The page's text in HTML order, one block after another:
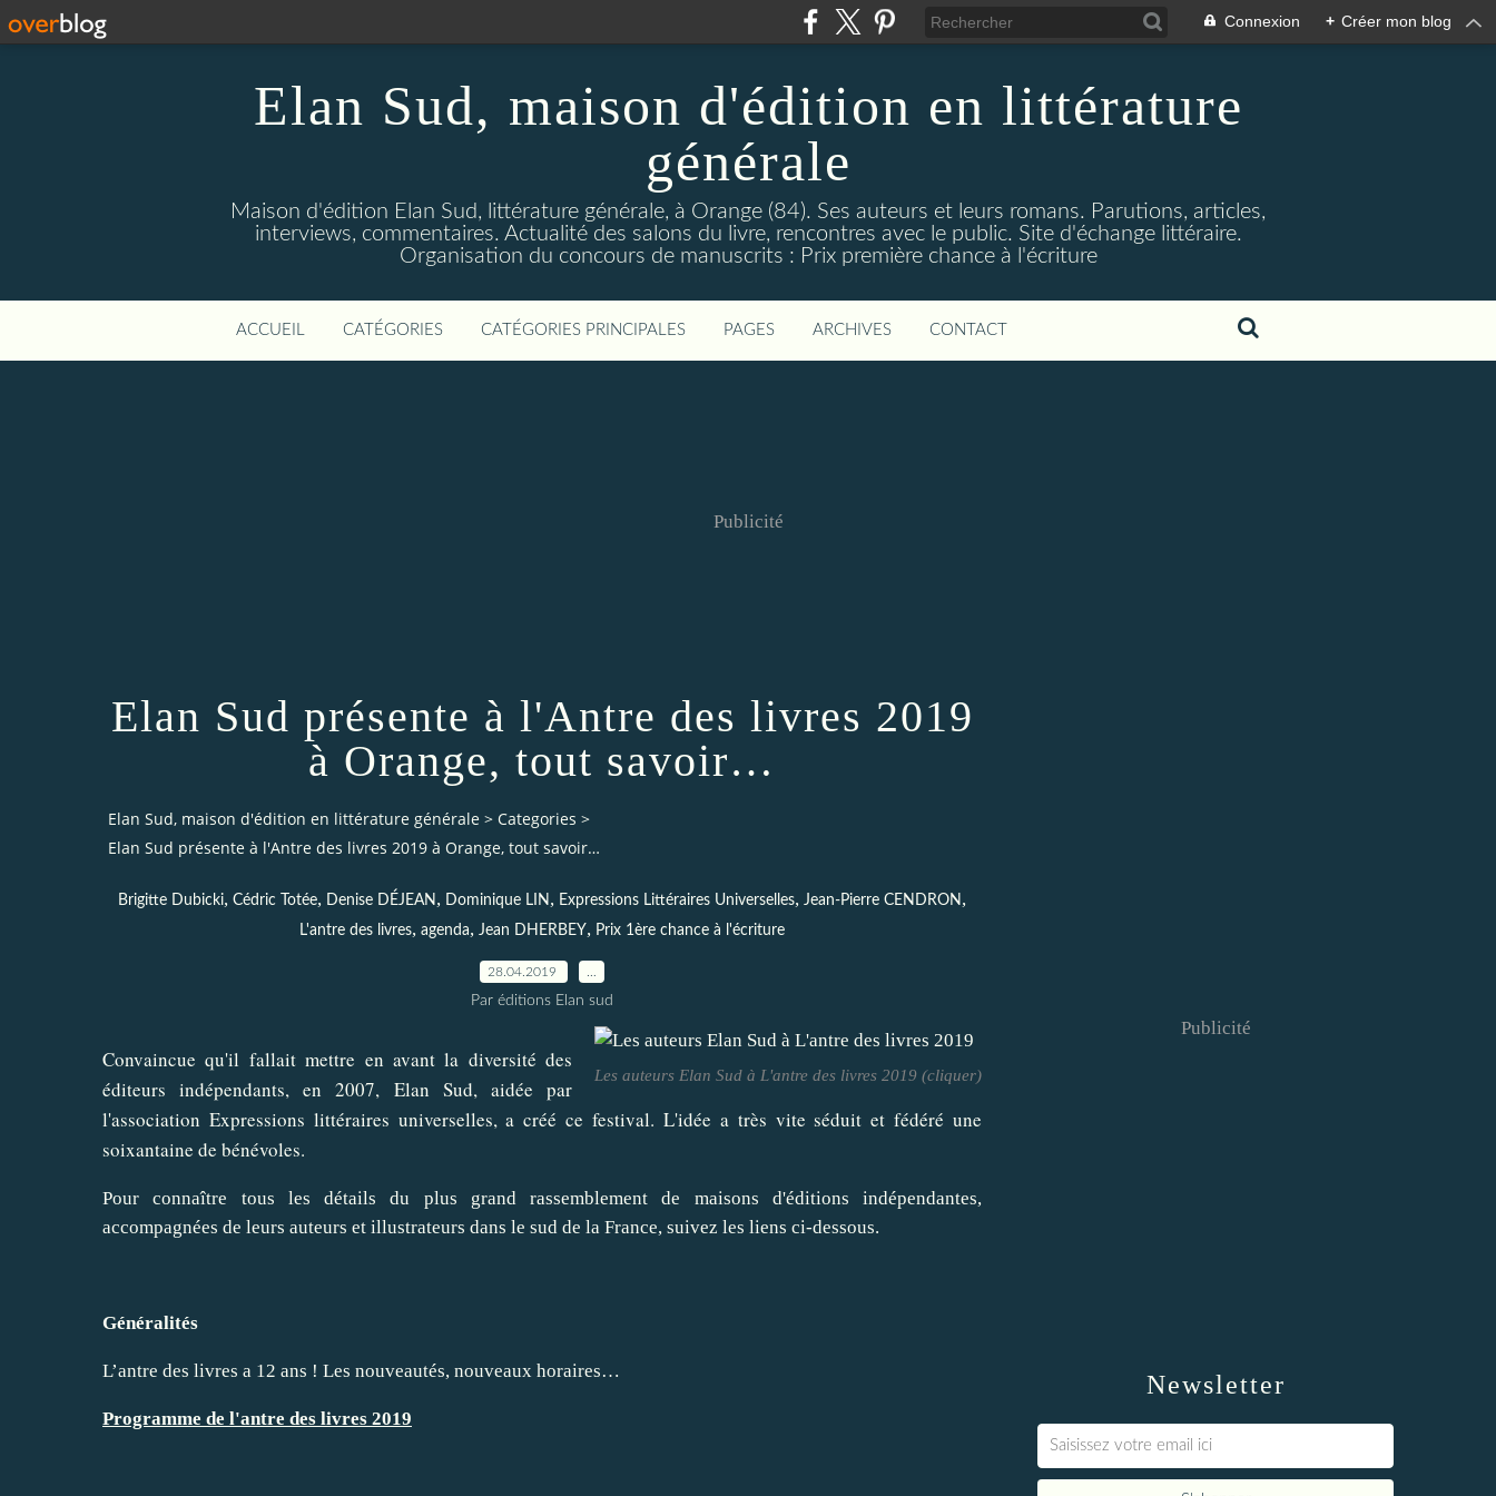
Connexion + Créer mon blog
Elan Sud, maison d'édition en littérature
générale
Maison d'édition Elan Sud, littérature générale, à Orange (84). Ses auteurs et leurs romans. Parutions, articles,
interviews, commentaires. Actualité des salons du livre, rencontres avec le public. Site d'échange littéraire.
Organisation du concours de manuscrits : Prix première chance à l'écriture
ACCUEIL CATÉGORIES CATÉGORIES PRINCIPALES PAGES ARCHIVES CONTACT
Publicité
Elan Sud présente à l'Antre des livres 2019
à Orange, tout savoir…
Elan Sud, maison d'édition en littérature générale > Categories >
Elan Sud présente à l'Antre des livres 2019 à Orange, tout savoir…
Brigitte Dubicki, Cédric Totée, Denise DÉJEAN , Dominique LIN , Expressions Littéraires Universelles, Jean-Pierre CENDRON ,
L'antre des livres, agenda, Jean DHERBEY, Prix 1ère chance à l'écriture
28.04.2019
Par éditions Elan sud
Les auteurs Elan Sud à L'antre des livres 2019 (cliquer)
Convaincue qu'il fallait mettre en avant la diversité des
éditeurs indépendants, en 2007, Elan Sud, aidée par
l'association Expressions littéraires universelles, a créé ce festival. L'idée a très vite séduit et fédéré une
soixantaine de bénévoles.
Pour connaître tous les détails du plus grand rassemblement de maisons d'éditions indépendantes,
accompagnées de leurs auteurs et illustrateurs dans le sud de la France, suivez les liens ci-dessous.
Généralités
L’antre des livres a 12 ans ! Les nouveautés, nouveaux horaires…
Programme de l'antre des livres 2019
Newsletter
Publicité